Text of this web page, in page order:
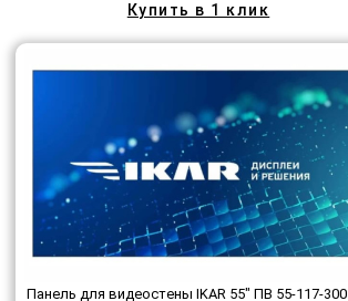
Купить в 1 клик
Панель для видеостены IKAR 55" ПВ 55-117-300